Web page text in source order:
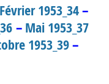
Février 1953_34–
– Mai 1953_37
1953_39–